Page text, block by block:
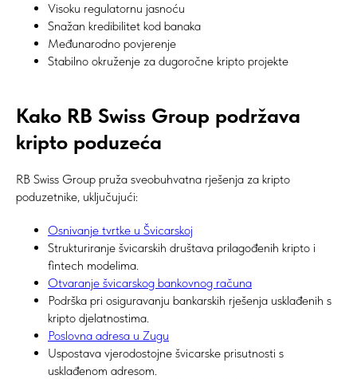
Visoku regulatornu jasnoću
Snažan kredibilitet kod banaka
Međunarodno povjerenje
Stabilno okruženje za dugoročne kripto projekte
Kako RB Swiss Group podržava
kripto poduzeća
RB Swiss Group pruža sveobuhvatna rješenja za kripto
poduzetnike, uključujući:
Osnivanje tvrtke u Švicarskoj
Strukturiranje švicarskih društava prilagođenih kripto i
fintech modelima.
Otvaranje švicarskog bankovnog računa
Podrška pri osiguravanju bankarskih rješenja usklađenih s
kripto djelatnostima.
Poslovna adresa u Zugu
Uspostava vjerodostojne švicarske prisutnosti s
usklađenom adresom.